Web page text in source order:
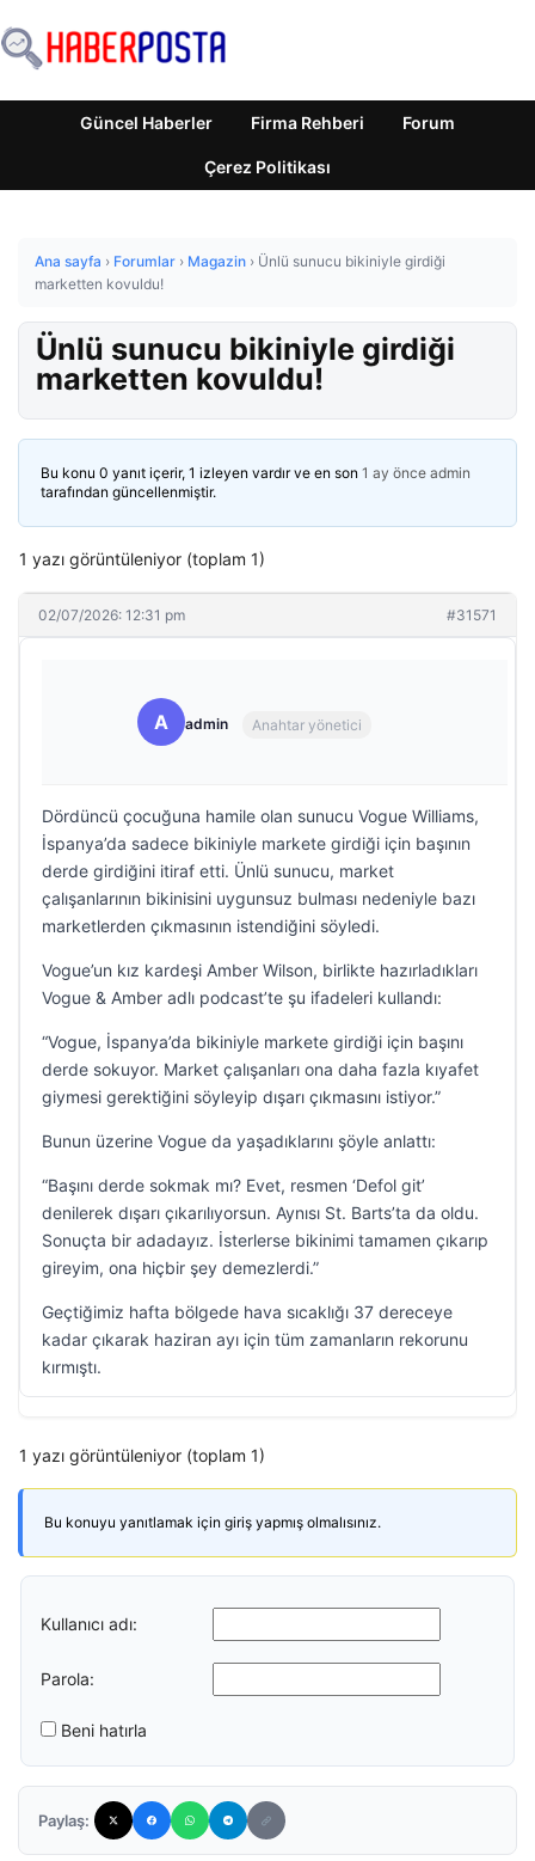
Güncel Haberler Firma Rehberi Forum
Çerez Politikası
Ana sayfa › Forumlar › Magazin › Ünlü sunucu bikiniyle girdiği
marketten kovuldu!
Ünlü sunucu bikiniyle girdiği
marketten kovuldu!
Bu konu 0 yanıt içerir, 1 izleyen vardır ve en son 1 ay önce admin
tarafından güncellenmiştir.
1 yazı görüntüleniyor (toplam 1)
02/07/2026: 12:31 pm #31571
A admin Anahtar yönetici
Dördüncü çocuğuna hamile olan sunucu Vogue Williams,
İspanya’da sadece bikiniyle markete girdiği için başının
derde girdiğini itiraf etti. Ünlü sunucu, market
çalışanlarının bikinisini uygunsuz bulması nedeniyle bazı
marketlerden çıkmasının istendiğini söyledi.
Vogue’un kız kardeşi Amber Wilson, birlikte hazırladıkları
Vogue & Amber adlı podcast’te şu ifadeleri kullandı:
“Vogue, İspanya’da bikiniyle markete girdiği için başını
derde sokuyor. Market çalışanları ona daha fazla kıyafet
giymesi gerektiğini söyleyip dışarı çıkmasını istiyor.”
Bunun üzerine Vogue da yaşadıklarını şöyle anlattı:
“Başını derde sokmak mı? Evet, resmen ‘Defol git’
denilerek dışarı çıkarılıyorsun. Aynısı St. Barts’ta da oldu.
Sonuçta bir adadayız. İsterlerse bikinimi tamamen çıkarıp
gireyim, ona hiçbir şey demezlerdi.”
Geçtiğimiz hafta bölgede hava sıcaklığı 37 dereceye
kadar çıkarak haziran ayı için tüm zamanların rekorunu
kırmıştı.
1 yazı görüntüleniyor (toplam 1)
Bu konuyu yanıtlamak için giriş yapmış olmalısınız.
Kullanıcı adı:
Parola:
Beni hatırla
Paylaş: